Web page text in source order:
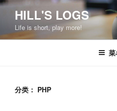
跳
容
HILL'S LOGS
Life is short, play more!
分类： PHP